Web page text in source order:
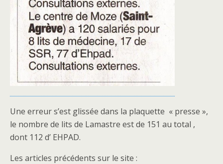
Une erreur s’est glissée dans la plaquette « presse »,
le nombre de lits de Lamastre est de 151 au total ,
dont 112 d’ EHPAD.
Les articles précédents sur le site :